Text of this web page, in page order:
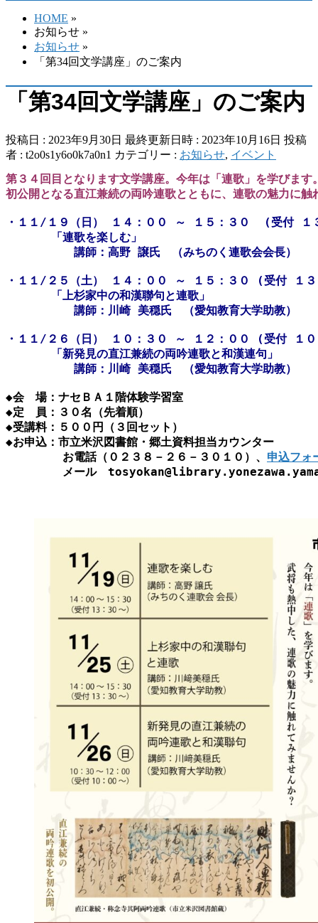
HOME »
お知らせ »
お知らせ »
「第34回文学講座」のご案内
「第34回文学講座」のご案内
投稿日 : 2023年9月30日 最終更新日時 : 2023年10月16日 投稿
者 : t2o0s1y6o0k7a0n1 カテゴリー : お知らせ, イベント
第３４回目となります文学講座。今年は「連歌」を学びます
初公開となる直江兼続の両吟連歌とともに、連歌の魅力に触
・１１/１９（日） １４：００ ～ １５：３０  (受付 １
「連歌を楽しむ」
講師：高野 譲氏　（みちのく連歌会会長）
・１１/２５（土） １４：００ ～ １５：３０ (受付 １３
「上杉家中の和漢聯句と連歌」
講師：川崎 美穏氏　（愛知教育大学助教）
・１１/２６（日） １０：３０ ～ １２：００ (受付 １０
「新発見の直江兼続の両吟連歌と和漢連句」
講師：川崎 美穏氏　（愛知教育大学助教）
◆会　場：ナセＢＡ１階体験学習室
◆定　員：３０名（先着順）
◆受講料：５００円（３回セット）
◆お申込：市立米沢図書館・郷土資料担当カウンター
お電話（０２３８－２６－３０１０）、 申込フォ
メール　